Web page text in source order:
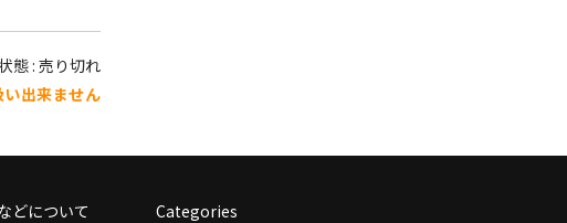
態 : 売り切れ
い出来ません
どについて
Categories